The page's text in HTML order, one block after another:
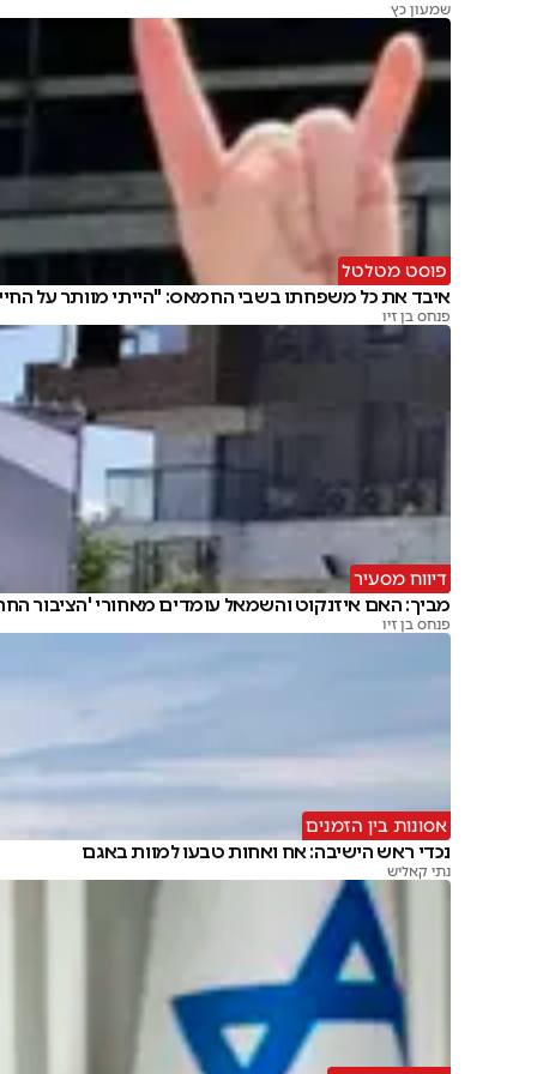
שמעון כץ
פוסט מטלטל
איבד את כל משפחתו בשבי החמאס: "הייתי מוותר על
פנחס בן זיו
דיווח מסעיר
מביך: האם איזנקוט והשמאל עומדים מאחורי 'הציבור
פנחס בן זיו
אסונות בין הזמנים
נכדי ראש הישיבה: אח ואחות טבעו למוות באגם
נתי קאליש